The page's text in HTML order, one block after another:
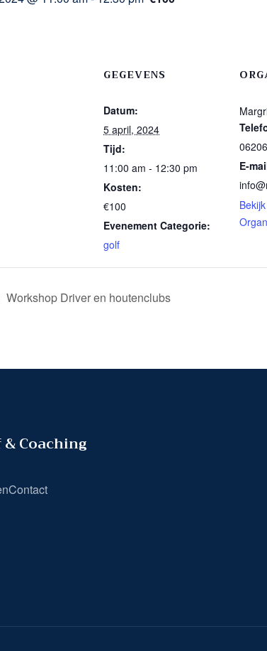
GEGEVENS
Datum:
5 april, 2024
Tijd:
11:00 am - 12:30 pm
Kosten:
€100
Evenement Categorie:
golf
E-
Workshop Driver en houtenclubs
Coaching
Contact